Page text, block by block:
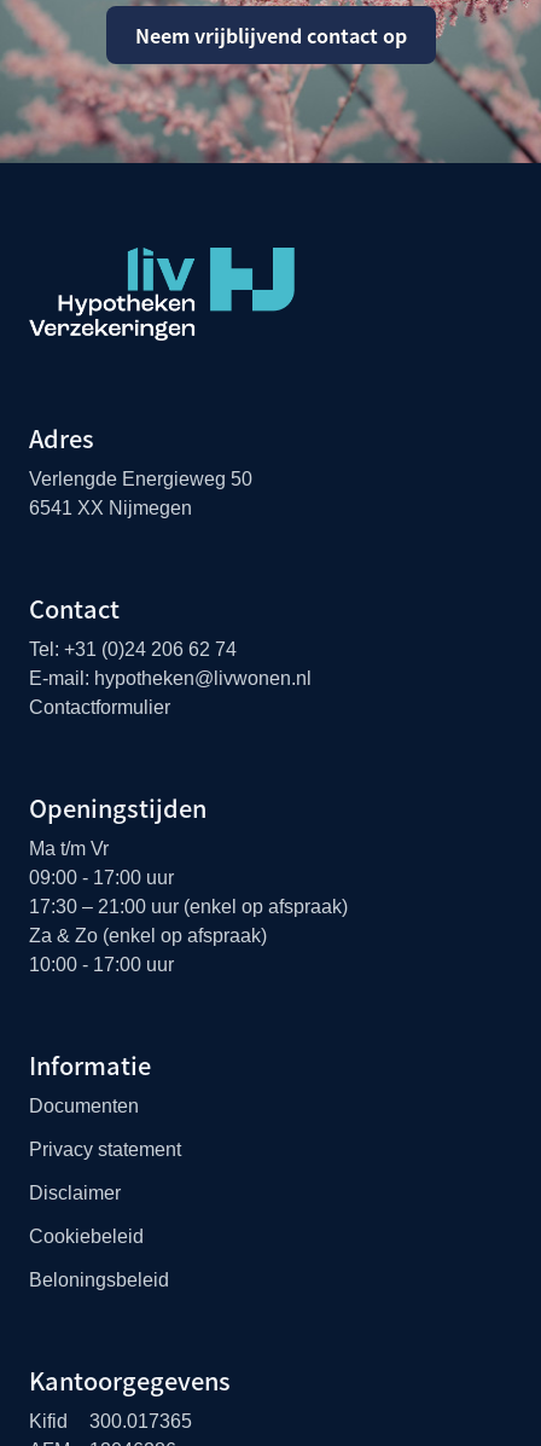
Neem vrijblijvend contact op
Adres
Verlengde Energieweg 50
6541 XX Nijmegen
Contact
Tel: +31 (0)24 206 62 74
E-mail: hypotheken@livwonen.nl
Contactformulier
Openingstijden
Ma t/m Vr
09:00 - 17:00 uur
17:30 – 21:00 uur (enkel op afspraak)
Za & Zo (enkel op afspraak)
10:00 - 17:00 uur
Informatie
Documenten
Privacy statement
Disclaimer
Cookiebeleid
Beloningsbeleid
Kantoorgegevens
Kifid
300.017365